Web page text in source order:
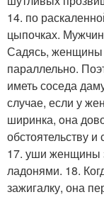
14. по
цыпочках.
Садясь, женщины
параллельно.
иметь соседа
случае, если у
ширинка, oна
обстоятельству и
17. уши женщины
ладонями. 18.
зажигалку, она